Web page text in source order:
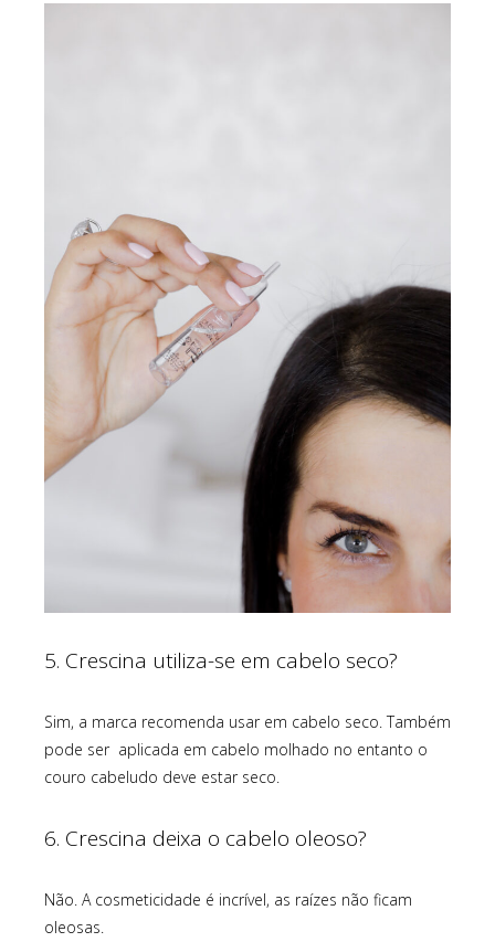
5. Crescina utiliza-se em cabelo seco?
Sim, a marca recomenda usar em cabelo seco. Também
pode ser aplicada em cabelo molhado no entanto o
couro cabeludo deve estar seco.
6. Crescina deixa o cabelo oleoso?
Não. A cosmeticidade é incrível, as raízes não ficam
oleosas.